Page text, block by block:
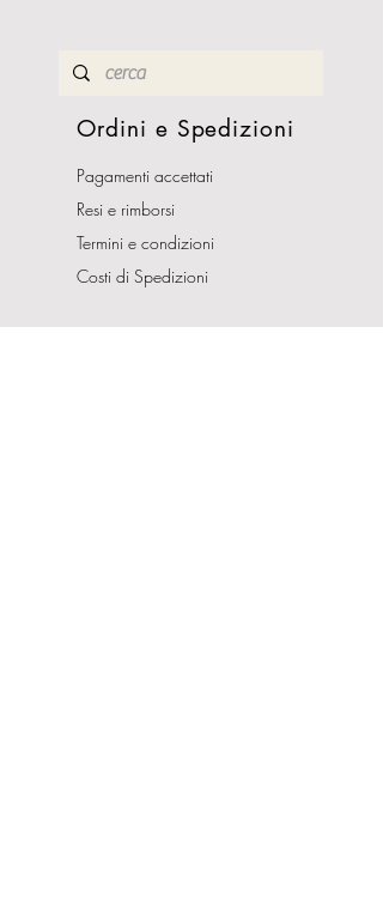
Ordini e Spedizioni
Pagamenti accettati
Resi e rimborsi
Termini e condizioni
Costi di Spedizioni